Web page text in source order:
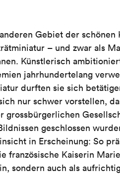
Gebiet der schönen
– und zwar als
Künstlerisch
jahrhundertelang
durften sie sich
nur schwer vorstellen,
grossbürgerlichen
geschlossen
in Erscheinung: So
französische Kaiserin
sondern auch als